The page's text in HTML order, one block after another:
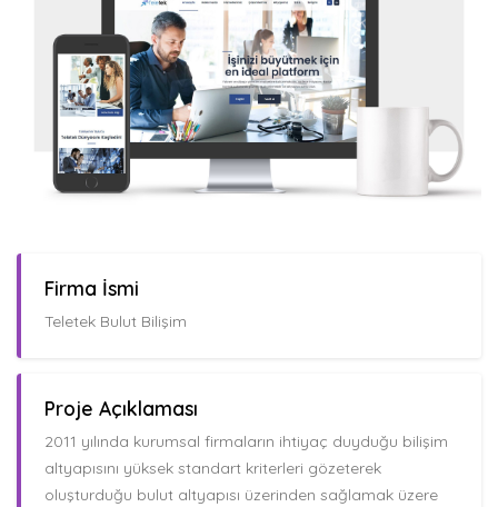
Firma İsmi
Teletek Bulut Bilişim
Proje Açıklaması
2011 yılında kurumsal firmaların ihtiyaç duyduğu bilişim
altyapısını yüksek standart kriterleri gözeterek
oluşturduğu bulut altyapısı üzerinden sağlamak üzere